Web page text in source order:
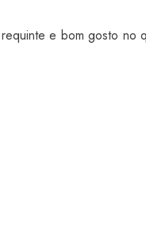
e bom gosto no